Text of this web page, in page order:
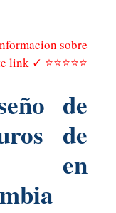
sobre
✓ ⭐⭐⭐⭐⭐
de
de
en